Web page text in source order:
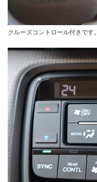
クルーズコントロール付きです。